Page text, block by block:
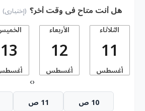
هل أنت متاح فى وقت أخر؟ (إختيارى)
الثلاثاء
11
أغسطس
الأربعاء
12
أغسطس
13
‹
›
10 ص 11 ص